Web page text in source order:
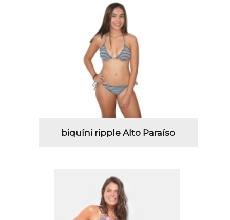
biquíni ripple Alto Paraíso